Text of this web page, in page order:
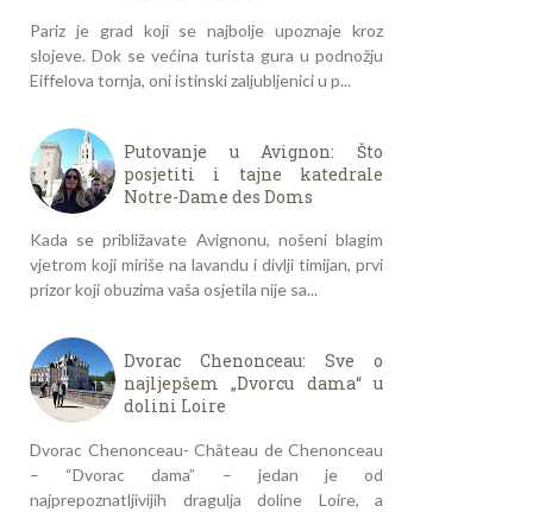
Pariz je grad koji se najbolje upoznaje kroz
slojeve. Dok se većina turista gura u podnožju
Eiffelova tornja, oni istinski zaljubljenici u p...
Putovanje u Avignon: Što
posjetiti i tajne katedrale
Notre-Dame des Doms
Kada se približavate Avignonu, nošeni blagim
vjetrom koji miriše na lavandu i divlji timijan, prvi
prizor koji obuzima vaša osjetila nije sa...
Dvorac Chenonceau: Sve o
najljepšem „Dvorcu dama“ u
dolini Loire
Dvorac Chenonceau- Château de Chenonceau
– “Dvorac dama” – jedan je od
najprepoznatljivijih dragulja doline Loire, a